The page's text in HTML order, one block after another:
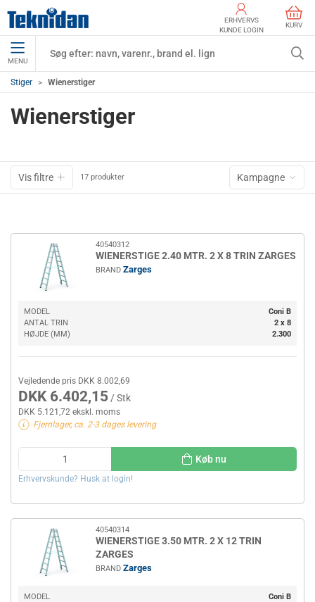
ERHVERVS
KUNDE LOGIN
KURV
MENU
Stiger Wienerstiger
Wienerstiger
Vis filtre 17 produkter Kampagne
40540312
WIENERSTIGE 2.40 MTR. 2 X 8 TRIN ZARGES
BRAND Zarges
MODEL
Coni B
ANTAL TRIN
2 x 8
HØJDE (MM)
2.300
Vejledende pris DKK 8.002,69
DKK 6.402,15 / Stk
DKK 5.121,72 ekskl. moms
Fjernlager, ca. 2-3 dages levering
Køb nu
Erhvervskunde? Husk at login!
40540314
WIENERSTIGE 3.50 MTR. 2 X 12 TRIN
ZARGES
BRAND Zarges
MODEL
Coni B